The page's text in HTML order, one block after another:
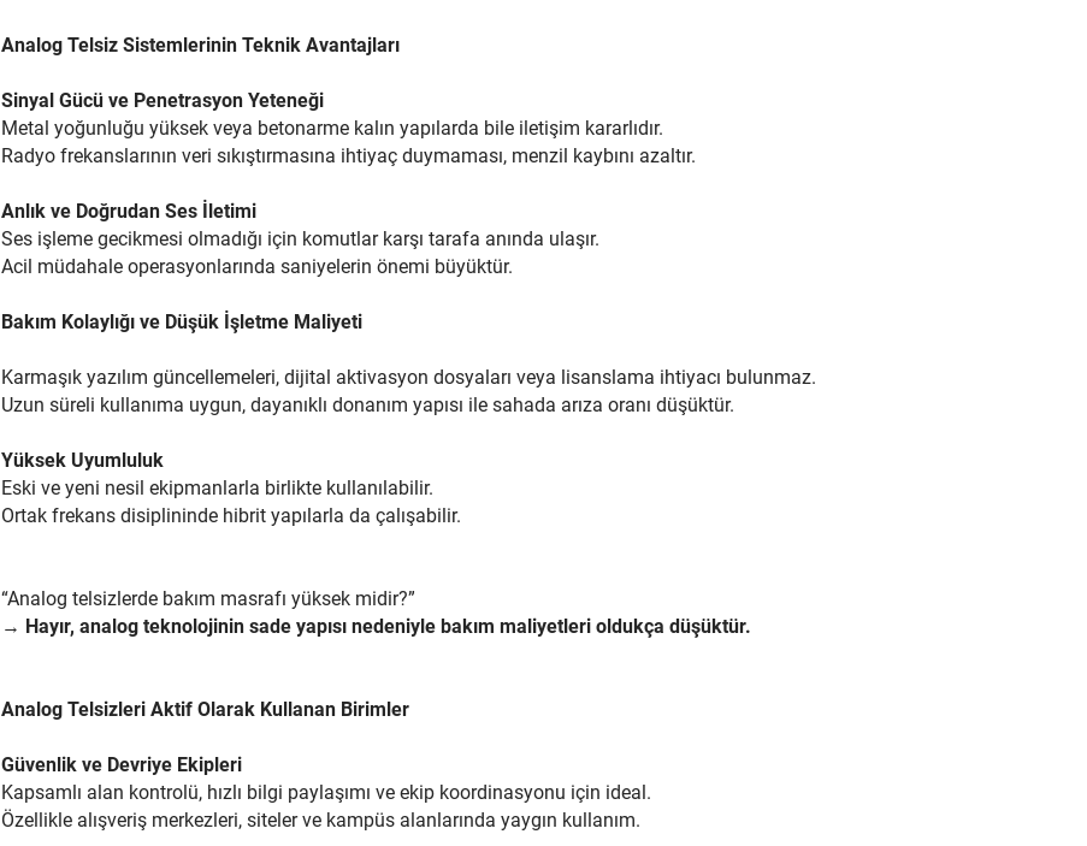
Analog Telsiz Sistemlerinin Teknik Avantajları
Sinyal Gücü ve Penetrasyon Yeteneği
Metal yoğunluğu yüksek veya betonarme kalın yapılarda bile iletişim kararlıdır.
Radyo frekanslarının veri sıkıştırmasına ihtiyaç duymaması, menzil kaybını azaltır.
Anlık ve Doğrudan Ses İletimi
Ses işleme gecikmesi olmadığı için komutlar karşı tarafa anında ulaşır.
Acil müdahale operasyonlarında saniyelerin önemi büyüktür.
Bakım Kolaylığı ve Düşük İşletme Maliyeti
Karmaşık yazılım güncellemeleri, dijital aktivasyon dosyaları veya lisanslama ihtiyacı bulunmaz.
Uzun süreli kullanıma uygun, dayanıklı donanım yapısı ile sahada arıza oranı düşüktür.
Yüksek Uyumluluk
Eski ve yeni nesil ekipmanlarla birlikte kullanılabilir.
Ortak frekans disiplininde hibrit yapılarla da çalışabilir.
“Analog telsizlerde bakım masrafı yüksek midir?”
→ Hayır, analog teknolojinin sade yapısı nedeniyle bakım maliyetleri oldukça düşüktür.
Analog Telsizleri Aktif Olarak Kullanan Birimler
Güvenlik ve Devriye Ekipleri
Kapsamlı alan kontrolü, hızlı bilgi paylaşımı ve ekip koordinasyonu için ideal.
Özellikle alışveriş merkezleri, siteler ve kampüs alanlarında yaygın kullanım.